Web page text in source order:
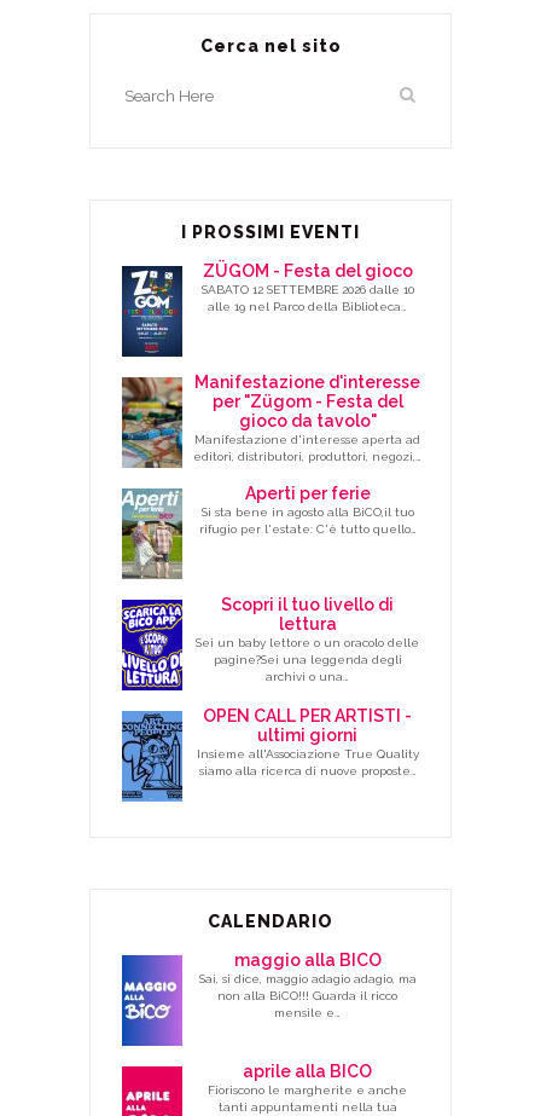
Cerca nel sito
I PROSSIMI EVENTI
ZÜGOM - Festa del gioco
SABATO 12 SETTEMBRE 2026 dalle 10
alle 19 nel Parco della Biblioteca…
Manifestazione d'interesse
per "Zügom - Festa del
gioco da tavolo"
Manifestazione d'interesse aperta ad
editori, distributori, produttori, negozi,…
Aperti per ferie
Si sta bene in agosto alla BiCO,il tuo
rifugio per l'estate: C'è tutto quello…
Scopri il tuo livello di
lettura
Sei un baby lettore o un oracolo delle
pagine?Sei una leggenda degli
archivi o una…
OPEN CALL PER ARTISTI -
ultimi giorni
Insieme all'Associazione True Quality
siamo alla ricerca di nuove proposte…
CALENDARIO
maggio alla BICO
Sai, si dice, maggio adagio adagio, ma
non alla BiCO!!! Guarda il ricco
mensile e…
aprile alla BICO
Fioriscono le margherite e anche
tanti appuntamenti nella tua